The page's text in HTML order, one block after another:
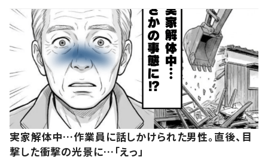
実家解体中…作業員に話しかけられた男性。直後、目
撃した衝撃の光景に…「えっ」